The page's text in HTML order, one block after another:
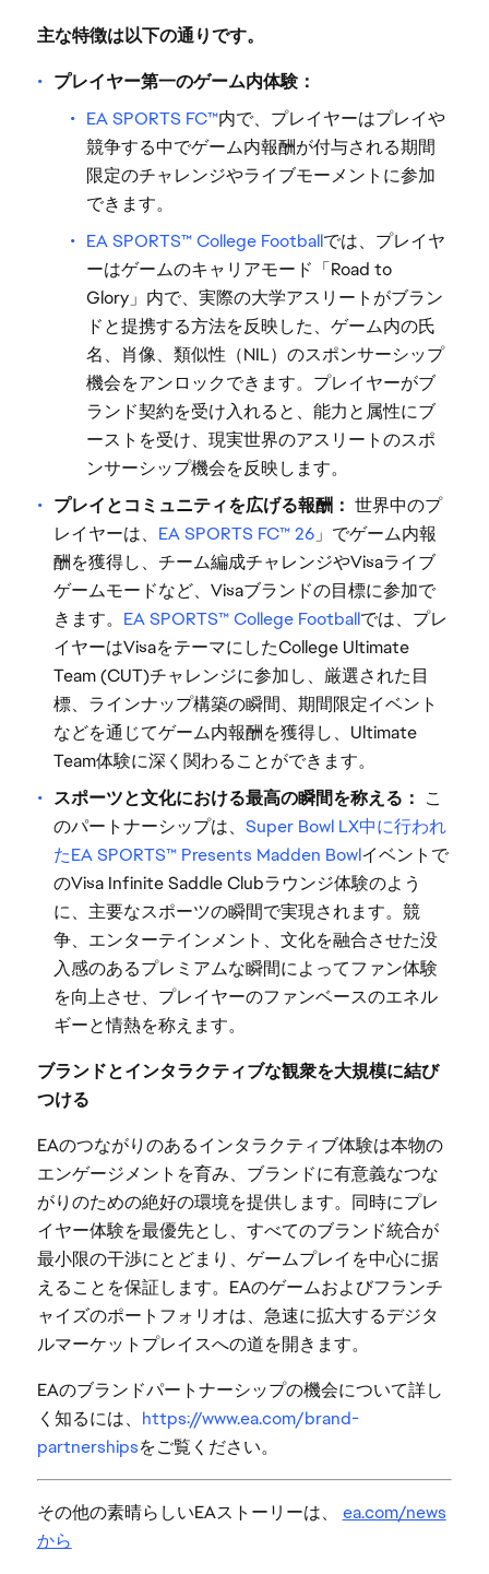
主な特徴は以下の通りです。
プレイヤー第一のゲーム内体験：
EA SPORTS FC™内で、プレイヤーはプレイや
競争する中でゲーム内報酬が付与される期間
限定のチャレンジやライブモーメントに参加
できます。
EA SPORTS™ College Footballでは、プレイヤ
ーはゲームのキャリアモード「Road to
Glory」内で、実際の大学アスリートがブラン
ドと提携する方法を反映した、ゲーム内の氏
名、肖像、類似性（NIL）のスポンサーシップ
機会をアンロックできます。プレイヤーがブ
ランド契約を受け入れると、能力と属性にブ
ーストを受け、現実世界のアスリートのスポ
ンサーシップ機会を反映します。
プレイとコミュニティを広げる報酬： 世界中のプ
レイヤーは、 EA SPORTS FC™ 26」でゲーム内報
酬を獲得し、チーム編成チャレンジやVisaライブ
ゲームモードなど、Visaブランドの目標に参加で
きます。 EA SPORTS™ College Footballでは、プレ
イヤーはVisaをテーマにしたCollege Ultimate
Team (CUT)チャレンジに参加し、厳選された目
標、ラインナップ構築の瞬間、期間限定イベント
などを通じてゲーム内報酬を獲得し、Ultimate
Team体験に深く関わることができます。
スポーツと文化における最高の瞬間を称える： こ
のパートナーシップは、 Super Bowl LX中に行われ
たEA SPORTS™ Presents Madden Bowlイベントで
のVisa Infinite Saddle Clubラウンジ体験のよう
に、主要なスポーツの瞬間で実現されます。競
争、エンターテインメント、文化を融合させた没
入感のあるプレミアムな瞬間によってファン体験
を向上させ、プレイヤーのファンベースのエネル
ギーと情熱を称えます。
ブランドとインタラクティブな観衆を大規模に結び
つける
EAのつながりのあるインタラクティブ体験は本物の
エンゲージメントを育み、ブランドに有意義なつな
がりのための絶好の環境を提供します。同時にプレ
イヤー体験を最優先とし、すべてのブランド統合が
最小限の干渉にとどまり、ゲームプレイを中心に据
えることを保証します。EAのゲームおよびフランチ
ャイズのポートフォリオは、急速に拡大するデジタ
ルマーケットプレイスへの道を開きます。
EAのブランドパートナーシップの機会について詳し
く知るには、 https://www.ea.com/brand-
partnershipsをご覧ください。
その他の素晴らしいEAストーリーは、 ea.com/news
から